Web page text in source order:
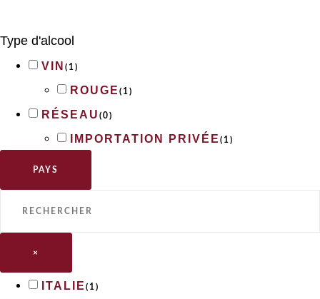
Type d'alcool
VIN ( 1 )
ROUGE ( 1 )
RÉSEAU (0)
IMPORTATION PRIVÉE ( 1 )
PAYS
×
ITALIE ( 1 )